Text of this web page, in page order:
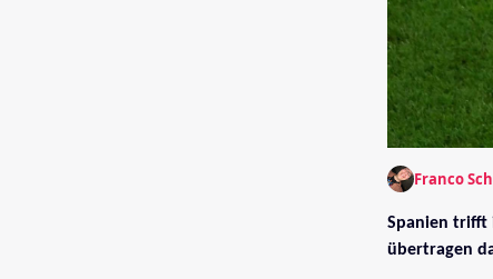
Franco
Spanien trifft
übertragen